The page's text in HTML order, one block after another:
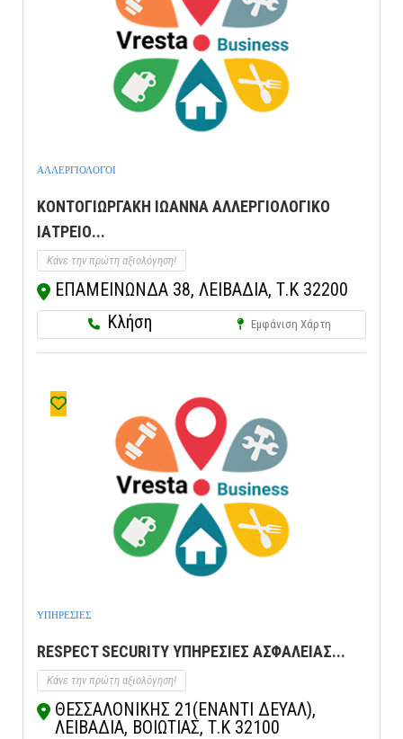
ΑΛΛΕΡΓΙΟΛΟΓΟΙ
ΚΟΝΤΟΓΙΩΡΓΑΚΗ ΙΩΑΝΝΑ ΑΛΛΕΡΓΙΟΛΟΓΙΚΟ
ΙΑΤΡΕΙΟ...
Κάνε την πρώτη αξιολόγηση!
ΕΠΑΜΕΙΝΩΝΔΑ 38, ΛΕΙΒΑΔΙΑ, Τ.Κ 32200
Κλήση
Εμφάνιση Χάρτη
ΥΠΗΡΕΣΙΕΣ
RESPECT SECURITY ΥΠΗΡΕΣΙΕΣ ΑΣΦΑΛΕΙΑΣ...
Κάνε την πρώτη αξιολόγηση!
ΘΕΣΣΑΛΟΝΙΚΗΣ 21(ΕΝΑΝΤΙ ΔΕΥΑΛ),
ΛΕΙΒΑΔΙΑ, ΒΟΙΩΤΙΑΣ, Τ.Κ 32100